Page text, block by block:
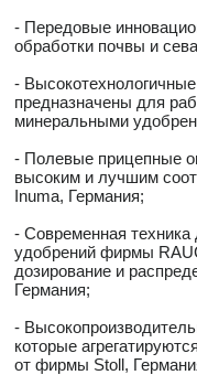
- Передовые
обработки почвы и
-
предназначены для
минеральными
- Полевые прицепные
высоким и лучшим
Inuma, Германия;
- Современная
удобрений фирмы
дозирование и
Германия;
-
которые
от фирмы Stoll,